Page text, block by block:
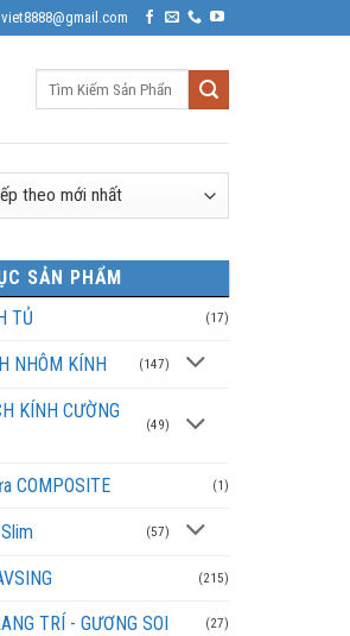
SẢN PHẨM
TỦ
(17)
NHÔM KÍNH (147)
KÍNH CƯỜNG
(49)
COMPOSITE (1)
(57)
(215)
TRÍ - GƯƠNG SOI (27)